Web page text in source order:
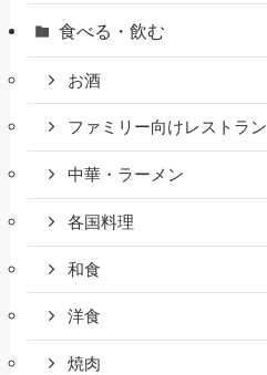
食べる・飲む
お酒
ファミリー向けレストラン
中華・ラーメン
各国料理
和食
洋食
焼肉